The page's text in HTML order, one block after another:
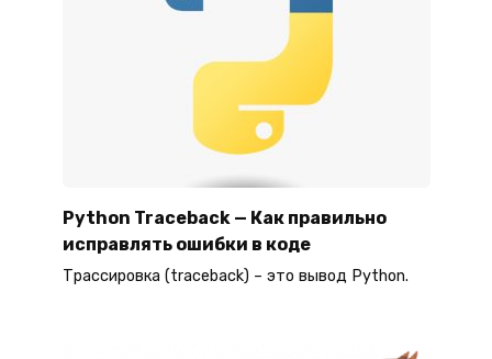
Python Traceback — Как правильно
исправлять ошибки в коде
Трассировка (traceback) – это вывод Python.